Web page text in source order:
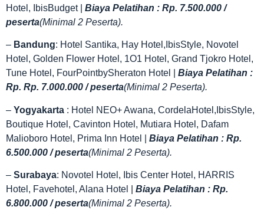
Hotel, IbisBudget | Biaya Pelatihan : Rp. 7.500.000 /
peserta(Minimal 2 Peserta).
– Bandung: Hotel Santika, Hay Hotel,IbisStyle, Novotel
Hotel, Golden Flower Hotel, 1O1 Hotel, Grand Tjokro Hotel,
Tune Hotel, FourPointbySheraton Hotel | Biaya Pelatihan :
Rp. Rp. 7.000.000 / peserta(Minimal 2 Peserta).
– Yogyakarta : Hotel NEO+ Awana, CordelaHotel,IbisStyle,
Boutique Hotel, Cavinton Hotel, Mutiara Hotel, Dafam
Malioboro Hotel, Prima Inn Hotel | Biaya Pelatihan : Rp.
6.500.000 / peserta(Minimal 2 Peserta).
– Surabaya: Novotel Hotel, Ibis Center Hotel, HARRIS
Hotel, Favehotel, Alana Hotel | Biaya Pelatihan : Rp.
6.800.000 / peserta(Minimal 2 Peserta).